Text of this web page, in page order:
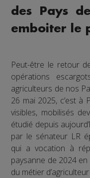
des Pays
emboiter le
Peut-être le retour
opérations
agriculteurs de nos
26 mai 2025, c’est à
visibles, mobilisés
étudié depuis
par le sénateur LR
qui a vocation à
paysanne de 2024 en
du métier d’agriculteur